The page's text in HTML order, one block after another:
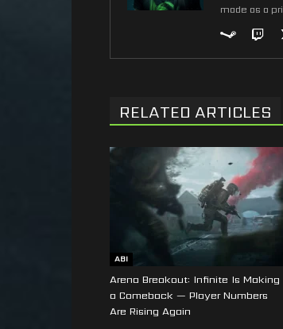
made as a
RELATED ARTICLES
ABI
Arena Breakout: Infinite Is Making
a Comeback — Player Numbers
Are Rising Again